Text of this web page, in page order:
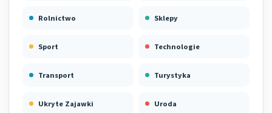
Rolnictwo Sklepy
Sport Technologie
Transport Turystyka
Ukryte Zajawki Uroda